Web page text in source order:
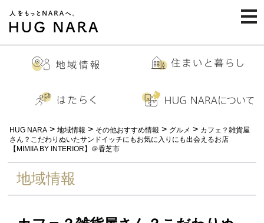
HUG NARA > 地域情報 > その他おすすめ情報 > グルメ > カフェ？雑貨屋
さん？こだわりぬいたサンドイッチにもお気に入りにも出会えるお店
【MIMIIA BY INTERIOR】＠香芝市
地域情報